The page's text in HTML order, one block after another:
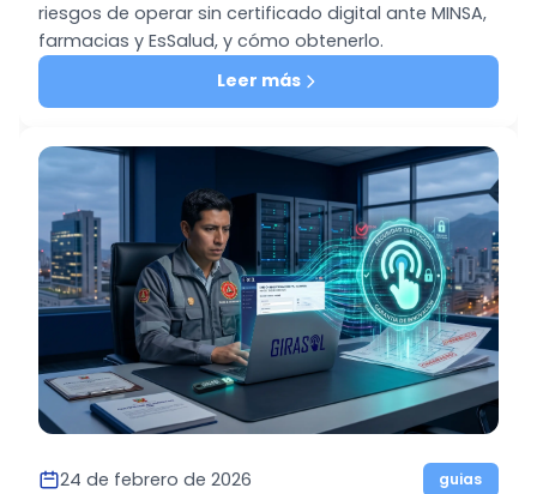
riesgos de operar sin certificado digital ante MINSA,
farmacias y EsSalud, y cómo obtenerlo.
Leer más
24 de febrero de 2026 guias